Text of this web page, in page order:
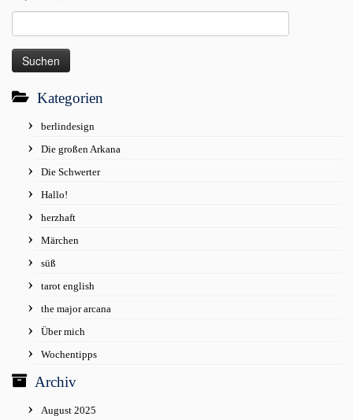
nach:
Kategorien
berlindesign
Die großen Arkana
Die Schwerter
Hallo!
herzhaft
Märchen
süß
tarot english
the major arcana
Über mich
Wochentipps
Archiv
August 2025